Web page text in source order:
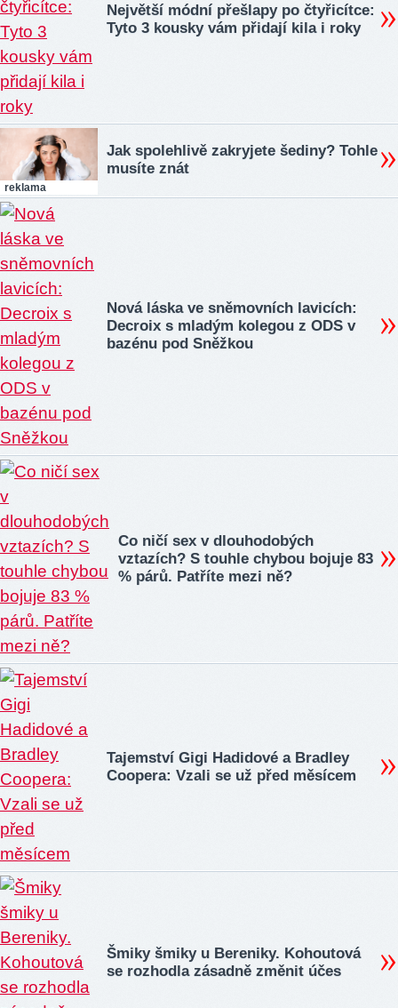
Největší módní přešlapy po čtyřicítce:
Tyto 3 kousky vám přidají kila i roky
reklama
Jak spolehlivě zakryjete šediny? Tohle
musíte znát
Nová láska ve sněmovních lavicích:
Decroix s mladým kolegou z ODS v
bazénu pod Sněžkou
Co ničí sex v dlouhodobých
vztazích? S touhle chybou bojuje 83
% párů. Patříte mezi ně?
Tajemství Gigi Hadidové a Bradley
Coopera: Vzali se už před měsícem
Šmiky šmiky u Bereniky. Kohoutová
se rozhodla zásadně změnit účes